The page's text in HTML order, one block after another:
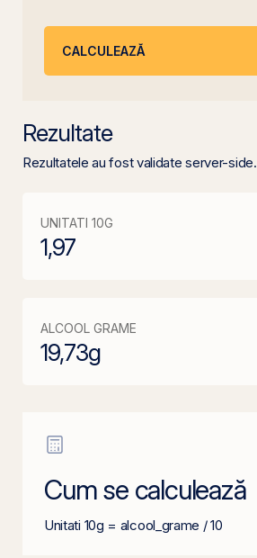
CALCULEAZĂ
Rezultate
Rezultatele au fost validate server-side.
UNITATI 10G
1,97
ALCOOL GRAME
19,73g
Cum se calculează
Unitati 10g = alcool_grame / 10